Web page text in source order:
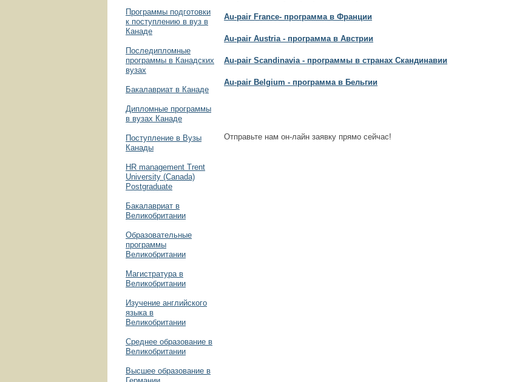
Программы подготовки
к поступлению в вуз в
Канаде
Последипломные
программы в Канадских
вузах
Бакалавриат в Канаде
Дипломные программы
в вузах Канаде
Поступление в Вузы
Канады
HR management Trent
University (Canada)
Postgraduate
Бакалавриат в
Великобритании
Образовательные
программы
Великобритании
Магистратура в
Великобритании
Изучение английского
языка в
Великобритании
Среднее образование в
Великобритании
Высшее образование в
Au-pair France- программа в Франции
Au-pair Austria - программа в Австрии
Au-pair Scandinavia - программы в странах Скандинавии
Au-pair Belgium - программа в Бельгии
Отправьте нам он-лайн заявку прямо сейчас!